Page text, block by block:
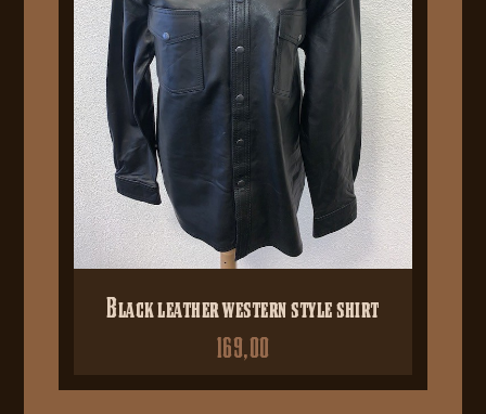
Black leather western style shirt
169,00